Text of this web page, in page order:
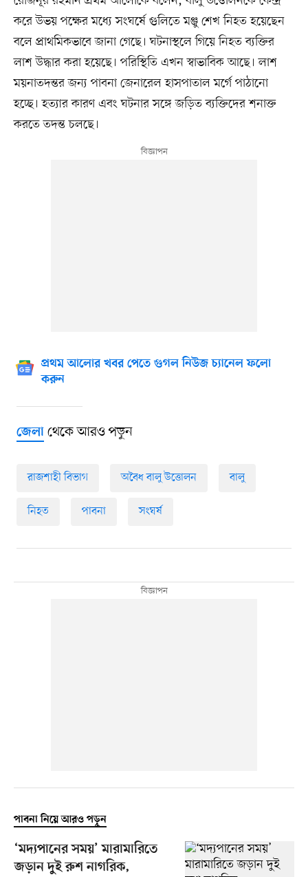
করে উভয় পক্ষের মধ্যে সংঘর্ষে গুলিতে মঞ্জু শেখ নিহত হয়েছেন
বলে প্রাথমিকভাবে জানা গেছে। ঘটনাস্থলে গিয়ে নিহত ব্যক্তির
লাশ উদ্ধার করা হয়েছে। পরিস্থিতি এখন স্বাভাবিক আছে। লাশ
ময়নাতদন্তর জন্য পাবনা জেনারেল হাসপাতাল মর্গে পাঠানো
হচ্ছে। হত্যার কারণ এবং ঘটনার সঙ্গে জড়িত ব্যক্তিদের শনাক্ত
করতে তদন্ত চলছে।
প্রথম আলোর খবর পেতে গুগল নিউজ চ্যানেল ফলো
করুন
জেলাথেকে আরও পড়ুন
রাজশাহী বিভাগ অবৈধ বালু উত্তোলন বালু
নিহত পাবনা সংঘর্ষ
পাবনা নিয়ে আরও পড়ুন
‘মদ্যপানের সময়’ মারামারিতে
জড়ান দুই রুশ নাগরিক,